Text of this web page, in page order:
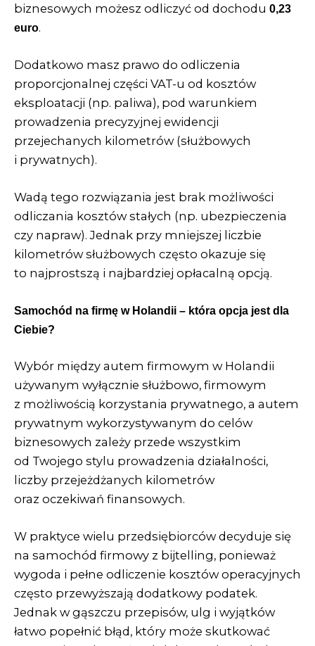
biznesowych możesz odliczyć od dochodu 0,23
euro.
Dodatkowo masz prawo do odliczenia
proporcjonalnej części VAT-u od kosztów
eksploatacji (np. paliwa), pod warunkiem
prowadzenia precyzyjnej ewidencji
przejechanych kilometrów (służbowych
i prywatnych).
Wadą tego rozwiązania jest brak możliwości
odliczania kosztów stałych (np. ubezpieczenia
czy napraw). Jednak przy mniejszej liczbie
kilometrów służbowych często okazuje się
to najprostszą i najbardziej opłacalną opcją.
Samochód na firmę w Holandii – która opcja jest dla
Ciebie?
Wybór między autem firmowym w Holandii
używanym wyłącznie służbowo, firmowym
z możliwością korzystania prywatnego, a autem
prywatnym wykorzystywanym do celów
biznesowych zależy przede wszystkim
od Twojego stylu prowadzenia działalności,
liczby przejeżdżanych kilometrów
oraz oczekiwań finansowych.
W praktyce wielu przedsiębiorców decyduje się
na samochód firmowy z bijtelling, ponieważ
wygoda i pełne odliczenie kosztów operacyjnych
często przewyższają dodatkowy podatek.
Jednak w gąszczu przepisów, ulg i wyjątków
łatwo popełnić błąd, który może skutkować